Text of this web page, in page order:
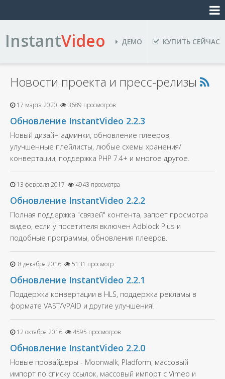
InstantVideo ДЕМО КУПИТЬ СЕЙЧАС
Новости проекта и пресс-релизы
17 марта 2020 3689 просмотров
Обновление InstantVideo 2.2.3
Новый дизайн админки, обновление плееров,
улучшенные плейлисты, любые схемы хранения/
конвертации, поддержка PHP 7.4+ и многое другое.
13 февраля 2017 4943 просмотра
Обновление InstantVideo 2.2.2
Полная поддержка "связей" контента, запрет просмотра
видео, если у посетителя включен Adblock Plus и
подобные программы, обновления плееров.
8 декабря 2016 5131 просмотр
Обновление InstantVideo 2.2.1
Поддержка конвертации в HLS, поддержка рекламы в
формате VAST/VPAID и другие улучшения!
12 октября 2016 4595 просмотров
Обновление InstantVideo 2.2.0
Новые провайдеры - Moonwalk, Pladform, массовый
импорт по списку ссылок, массовый импорт с Vimeo и